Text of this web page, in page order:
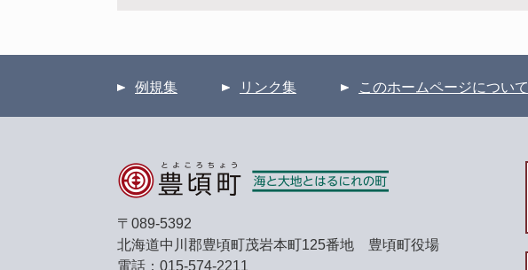
例規集 リンク集 このホームページについて
〒089-5392
北海道中川郡豊頃町茂岩本町125番地 豊頃町役場
電話：015-574-2211